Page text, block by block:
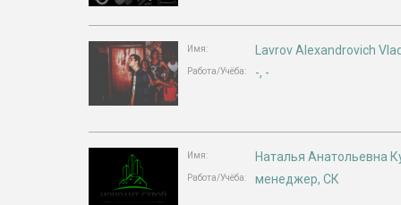
Имя: Lavrov Alexandrovich
Работа/Учёба: -, -
Имя: Наталья Анатольевна
Работа/Учёба: менеджер, СК